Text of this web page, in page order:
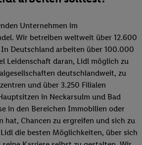
Unternehmen im
Wir betreiben weltweit über 12.600
In Deutschland arbeiten über 100.000
Leidenschaft daran, Lidl möglich zu
deutschlandweit, zu
und über 3.250 Filialen
in Neckarsulm und Bad
in den Bereichen Immobilien oder
hat, Chancen zu ergreifen und sich zu
die besten Möglichkeiten, über sich